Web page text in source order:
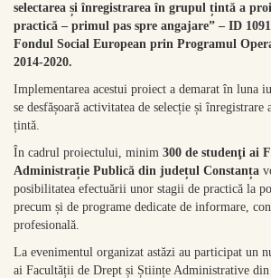
selectarea și înregistrarea în grupul țintă a
practică – primul pas spre angajare” – ID
Fondul Social European prin Programul
2014-2020.
Implementarea acestui proiect a demarat în luna
se desfășoară activitatea de selecție și
țintă.
În cadrul proiectului, minim 300 de studenţi ai
Administrație Publică din județul Constanța
posibilitatea efectuării unor stagii de practică la
precum și de programe dedicate de informare,
profesională.
La evenimentul organizat astăzi au participat un
ai Facultății de Drept și Științe Administrative